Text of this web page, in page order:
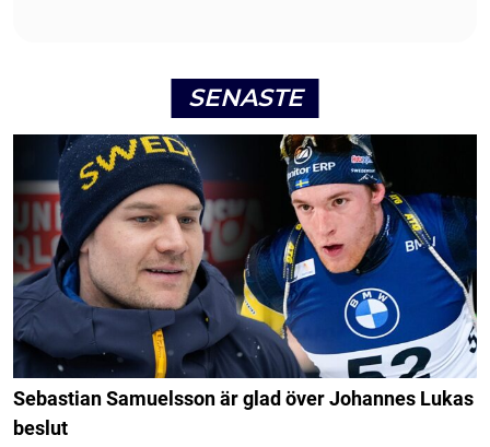
SENASTE
Sebastian Samuelsson är glad över Johannes Lukas
beslut